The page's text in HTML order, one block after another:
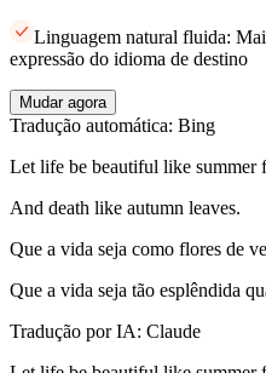
Linguagem natural fluida:
expressão do idioma de destino
Mudar agora
Tradução automática: Bing
Let life be beautiful like summer
And death like autumn leaves.
Que a vida seja como flores de
Que a vida seja tão esplêndida
Tradução por IA: Claude